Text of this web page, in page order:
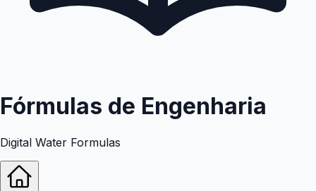
Fórmulas de Engenharia
Digital Water Formulas